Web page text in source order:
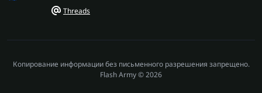
Threads
Копирование информации без письменного разрешения запрещено.
Flash Army © 2026